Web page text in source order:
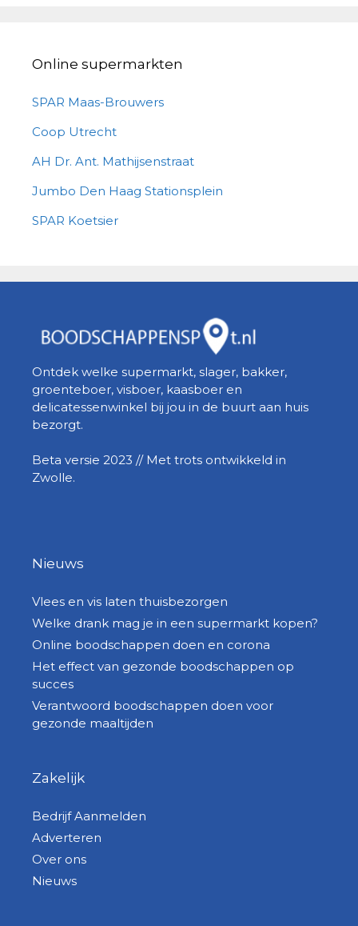
Online supermarkten
SPAR Maas-Brouwers
Coop Utrecht
AH Dr. Ant. Mathijsenstraat
Jumbo Den Haag Stationsplein
SPAR Koetsier
Ontdek welke supermarkt, slager, bakker,
groenteboer, visboer, kaasboer en
delicatessenwinkel bij jou in de buurt aan huis
bezorgt.
Beta versie 2023 // Met trots ontwikkeld in
Zwolle.
Nieuws
Vlees en vis laten thuisbezorgen
Welke drank mag je in een supermarkt kopen?
Online boodschappen doen en corona
Het effect van gezonde boodschappen op
succes
Verantwoord boodschappen doen voor
gezonde maaltijden
Zakelijk
Bedrijf Aanmelden
Adverteren
Over ons
Nieuws